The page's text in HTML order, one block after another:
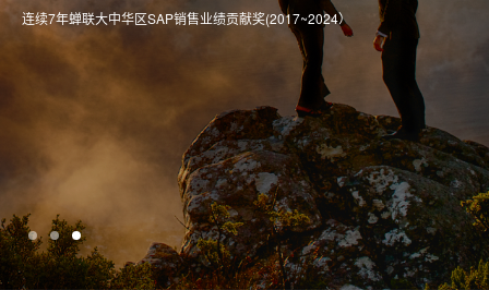
为企业信息化转型提供全价值链ERP解决方案
专注成长型企业ERP整体方案供应商
连续7年蝉联大中华区SAP销售业绩贡献奖(2017~2024）